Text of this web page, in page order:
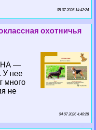
05 07 2026 14:42:24
охотничья
—
У нее
много
не
04 07 2026 4:40:28